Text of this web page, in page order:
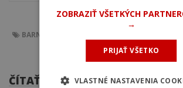
BARNYS
ČÍTAŤ ĎALEJ
ZOBRAZIŤ VŠETKÝCH
→
PRIJAŤ VŠETKO
VLASTNÉ NASTAVENIA